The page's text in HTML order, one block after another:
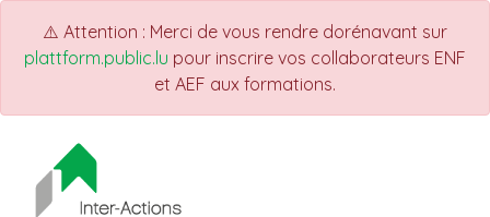
⚠️ Attention : Merci de vous rendre dorénavant sur
plattform.public.lu pour inscrire vos collaborateurs ENF
et AEF aux formations.